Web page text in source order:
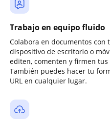
Trabajo en equipo fluido
Colabora en documentos con
dispositivo de escritorio o
editen, comenten y firmen
También puedes hacer tu
URL en cualquier lugar.